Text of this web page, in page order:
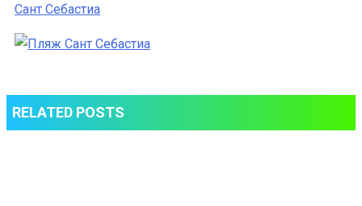
Сант Себастиа
RELATED POSTS